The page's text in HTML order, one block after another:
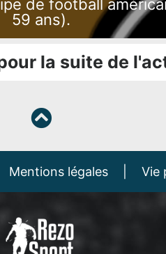
de football
59 ans).
la suite de
Mentions légales Vie